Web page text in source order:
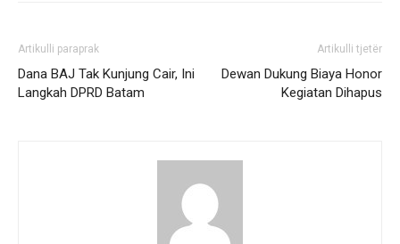
Artikulli paraprak
Dana BAJ Tak Kunjung Cair, Ini
Langkah DPRD Batam
Artikulli tjetër
Dewan Dukung Biaya Honor
Kegiatan Dihapus